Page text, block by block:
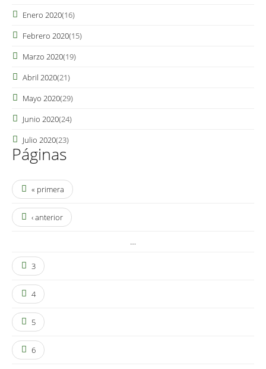
Enero 2020(16)
Febrero 2020(15)
Marzo 2020(19)
Abril 2020(21)
Mayo 2020(29)
Junio 2020(24)
Julio 2020(23)
Páginas
« primera
‹ anterior
…
3
4
5
6